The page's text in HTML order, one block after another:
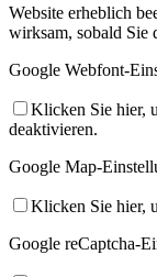
Website erheblich
wirksam, sobald Sie
Google Webfont-
Klicken Sie hier,
deaktivieren.
Google Map-
Klicken Sie hier,
Google reCaptcha-